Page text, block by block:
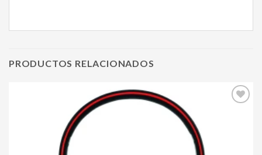
PRODUCTOS RELACIONADOS